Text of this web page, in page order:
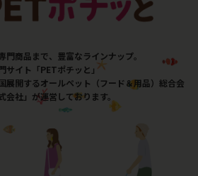
商品まで、豊富なラインナップ。
サイト「PETポチッと」
展開するオールペット（フード＆用品）総合会
社」が運営しております。